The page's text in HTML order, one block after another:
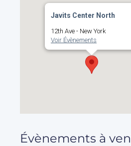
Javits Center North
12th Ave - New York
Voir Évènements
Évènements à